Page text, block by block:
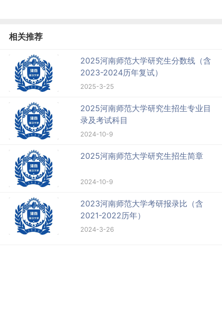
相关推荐
2025河南师范大学研究生分数线（含
2023-2024历年复试）
2025-3-25
2025河南师范大学研究生招生专业目
录及考试科目
2024-10-9
2025河南师范大学研究生招生简章
2024-10-9
2023河南师范大学考研报录比（含
2021-2022历年）
2024-3-26